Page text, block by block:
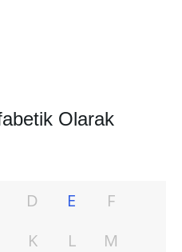
Olarak
D E
F
K L
M